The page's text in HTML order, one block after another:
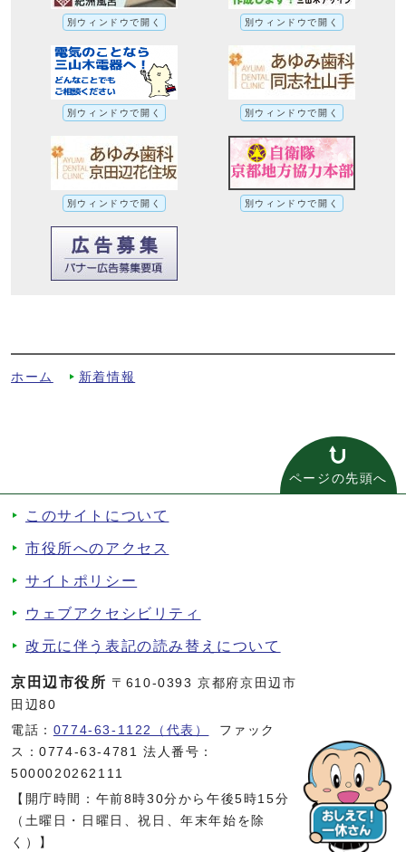
別ウィンドウで開く 別ウィンドウで開く
別ウィンドウで開く 別ウィンドウで開く
別ウィンドウで開く 別ウィンドウで開く
ホーム 新着情報
ページの先頭へ
このサイトについて
市役所へのアクセス
サイトポリシー
ウェブアクセシビリティ
改元に伴う表記の読み替えについて
京田辺市役所 〒610-0393 京都府京田辺市
田辺80
電話： 0774-63-1122（代表）
ファック
ス：0774-63-4781 法人番号：
5000020262111
【開庁時間：午前8時30分から午後5時15分
（土曜日・日曜日、祝日、年末年始を除
く）】